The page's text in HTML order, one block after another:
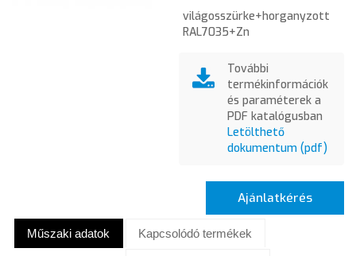
világosszürke+horganyzott
RAL7035+Zn
További
termékinformációk
és paraméterek a
PDF katalógusban
Letölthető
dokumentum (pdf)
Ajánlatkérés
Műszaki adatok Kapcsolódó termékek